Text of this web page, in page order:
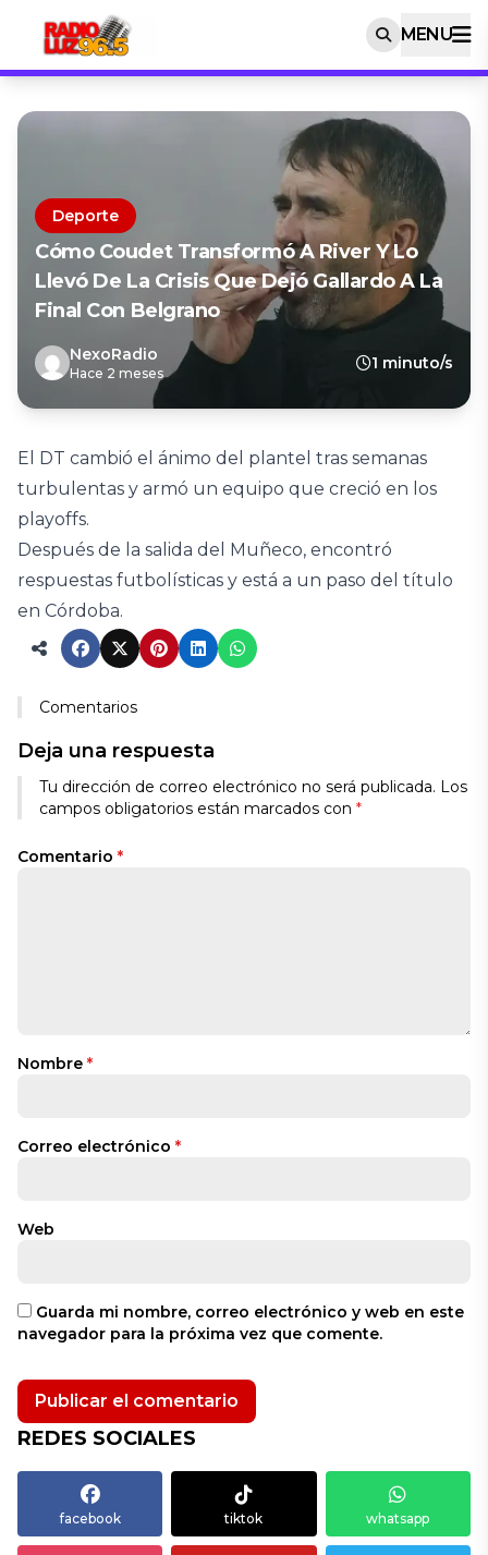
MENU
Deporte
Cómo Coudet Transformó A River Y Lo
Llevó De La Crisis Que Dejó Gallardo A La
Final Con Belgrano
NexoRadio
Hace 2 meses
1 minuto/s
El DT cambió el ánimo del plantel tras semanas
turbulentas y armó un equipo que creció en los
playoffs.
Después de la salida del Muñeco, encontró
respuestas futbolísticas y está a un paso del título
en Córdoba.
Comentarios
Deja una respuesta
Tu dirección de correo electrónico no será publicada. Los
campos obligatorios están marcados con *
Comentario *
Nombre *
Correo electrónico *
Web
Guarda mi nombre, correo electrónico y web en este
navegador para la próxima vez que comente.
REDES SOCIALES
facebook tiktok whatsapp